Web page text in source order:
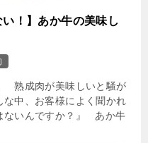
い！】あか牛の美味し
熟成肉が美味しいと騒が
中、お客様によく聞かれ
ないんですか？』 あか牛